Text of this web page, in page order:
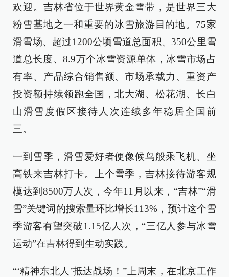
欢迎。吉林省位于世界黄金雪带，是世界三大
粉雪基地之一和重要的冰雪旅游目的地。75家
滑雪场、超过1200公顷雪道总面积、350公里雪
道总长度、8.9万个冰雪资源单体，冰雪市场占
有率、产品综合销售额、市场承载力、重资产
投资额持续领跑全国，北大湖、松花湖、长白
山滑雪度假区接待人次连续多年稳居全国前
三。
一到雪季，滑雪爱好者便像候鸟般乘飞机、坐
高铁来吉林打卡。上个雪季，吉林接待游客规
模达到8500万人次，今年11月以来，“吉林”“滑
雪”关键词的搜索量环比增长113%，预计这个雪
季游客有望突破1.15亿人次，“三亿人参与冰雪
运动”在吉林得到生动实践。
“‘精神东北人’抵达战场！”上周末，在北京工作